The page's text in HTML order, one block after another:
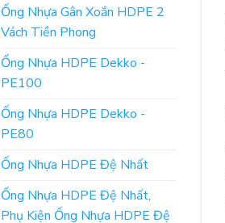
Ống Nhựa Gân Xoắn HDPE 2
Vách Tiền Phong
Ống Nhựa HDPE Dekko -
PE100
Ống Nhựa HDPE Dekko -
PE80
Ống Nhựa HDPE Đệ Nhất
Ống Nhựa HDPE Đệ Nhất,
Phụ Kiện Ống Nhựa HDPE Đệ